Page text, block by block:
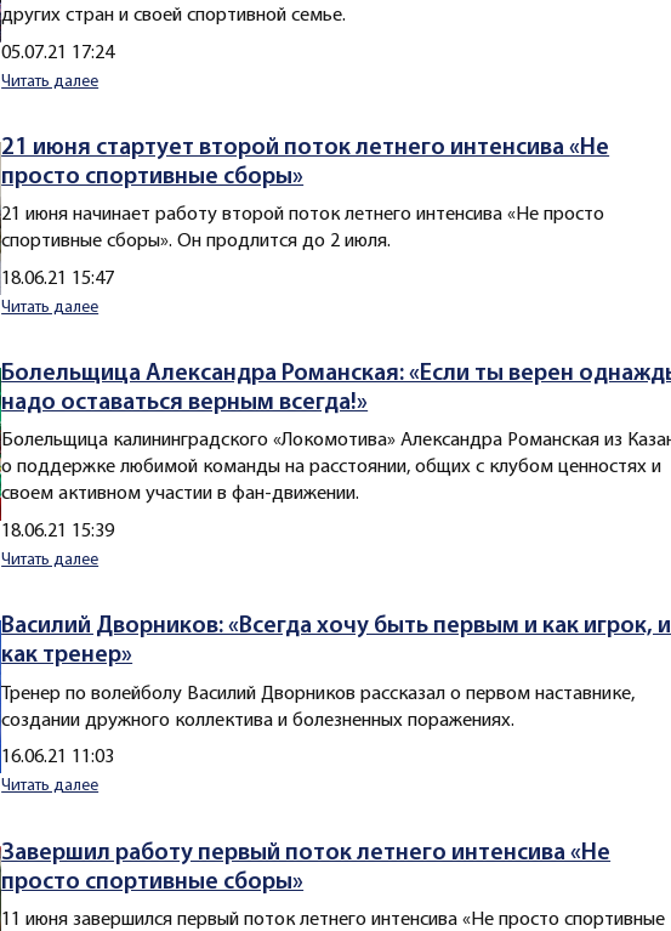
других стран и своей спортивной семье.
Создано
05.07.21 17:24
Читать далее
21 июня стартует второй поток летнего интенсива «Не
просто спортивные сборы»
21 июня начинает работу второй поток летнего интенсива «Не просто
спортивные сборы». Он продлится до 2 июля.
Создано
18.06.21 15:47
Читать далее
Болельщица Александра Романская: «Если ты верен
надо оставаться верным всегда!»
Болельщица калининградского «Локомотива» Александра Романская из
о поддержке любимой команды на расстоянии, общих с клубом ценностях и
своем активном участии в фан-движении.
Создано
18.06.21 15:39
Читать далее
Василий Дворников: «Всегда хочу быть первым и как игрок, и
как тренер»
Тренер по волейболу Василий Дворников рассказал о первом наставнике,
создании дружного коллектива и болезненных поражениях.
Создано
16.06.21 11:03
Читать далее
Завершил работу первый поток летнего интенсива «Не
просто спортивные сборы»
11 июня завершился первый поток летнего интенсива «Не просто спортивные